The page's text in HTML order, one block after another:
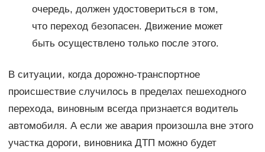
очередь, должен удостовериться в том,
что переход безопасен. Движение может
быть осуществлено только после этого.
В ситуации, когда дорожно-транспортное
происшествие случилось в пределах пешеходного
перехода, виновным всегда признается водитель
автомобиля. А если же авария произошла вне этого
участка дороги, виновника ДТП можно будет